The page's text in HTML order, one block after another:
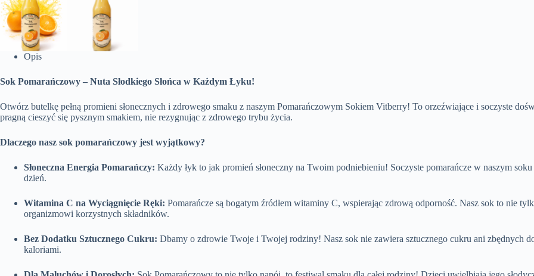
Opis
Sok Pomarańczowy – Nuta Słodkiego Słońca w Każdym Łyku!
Otwórz butelkę pełną promieni słonecznych i zdrowego smaku z naszym Pomarańczowym Sokiem Vitberry! To orzeźwiające i soczyste
pragną cieszyć się pysznym smakiem, nie rezygnując z zdrowego trybu życia.
Dlaczego nasz sok pomarańczowy jest wyjątkowy?
Słoneczna Energia Pomarańczy: Każdy łyk to jak promień słoneczny na Twoim podniebieniu! Soczyste pomarańcze w naszym
dzień.
Witamina C na Wyciągnięcie Ręki: Pomarańcze są bogatym źródłem witaminy C, wspierając zdrową odporność. Nasz sok to nie
organizmowi korzystnych składników.
Bez Dodatku Sztucznego Cukru: Dbamy o zdrowie Twoje i Twojej rodziny! Nasz sok nie zawiera sztucznego cukru ani zbędnych
kaloriami.